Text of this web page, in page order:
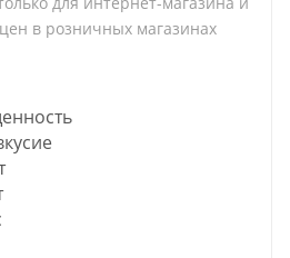
в розничных магазинах